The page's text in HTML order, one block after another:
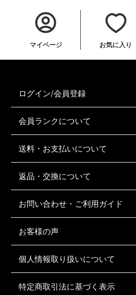
マイページ お気に入り
ログイン/会員登録
会員ランクについて
送料・お支払いについて
返品・交換について
お問い合わせ・ご利用ガイド
お客様の声
個人情報取り扱いについて
特定商取引法に基づく表示